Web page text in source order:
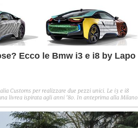
Ecco le Bmw i3 e i8 by Lapo
Customs per realizzare due pezzi unici. Le i3 e i8
livrea ispirata agli anni '80. In anteprima alla Milano